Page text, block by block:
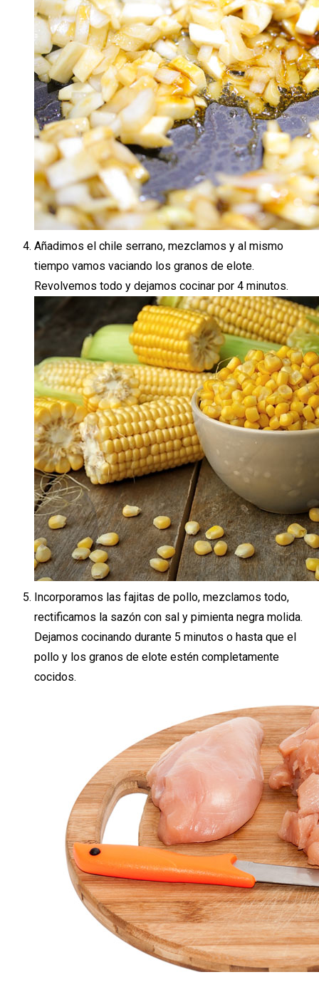
Añadimos el chile serrano, mezclamos y al mismo
tiempo vamos vaciando los granos de elote.
Revolvemos todo y dejamos cocinar por 4 minutos.
Incorporamos las fajitas de pollo, mezclamos todo,
rectificamos la sazón con sal y pimienta negra molida.
Dejamos cocinando durante 5 minutos o hasta que el
pollo y los granos de elote estén completamente
cocidos.